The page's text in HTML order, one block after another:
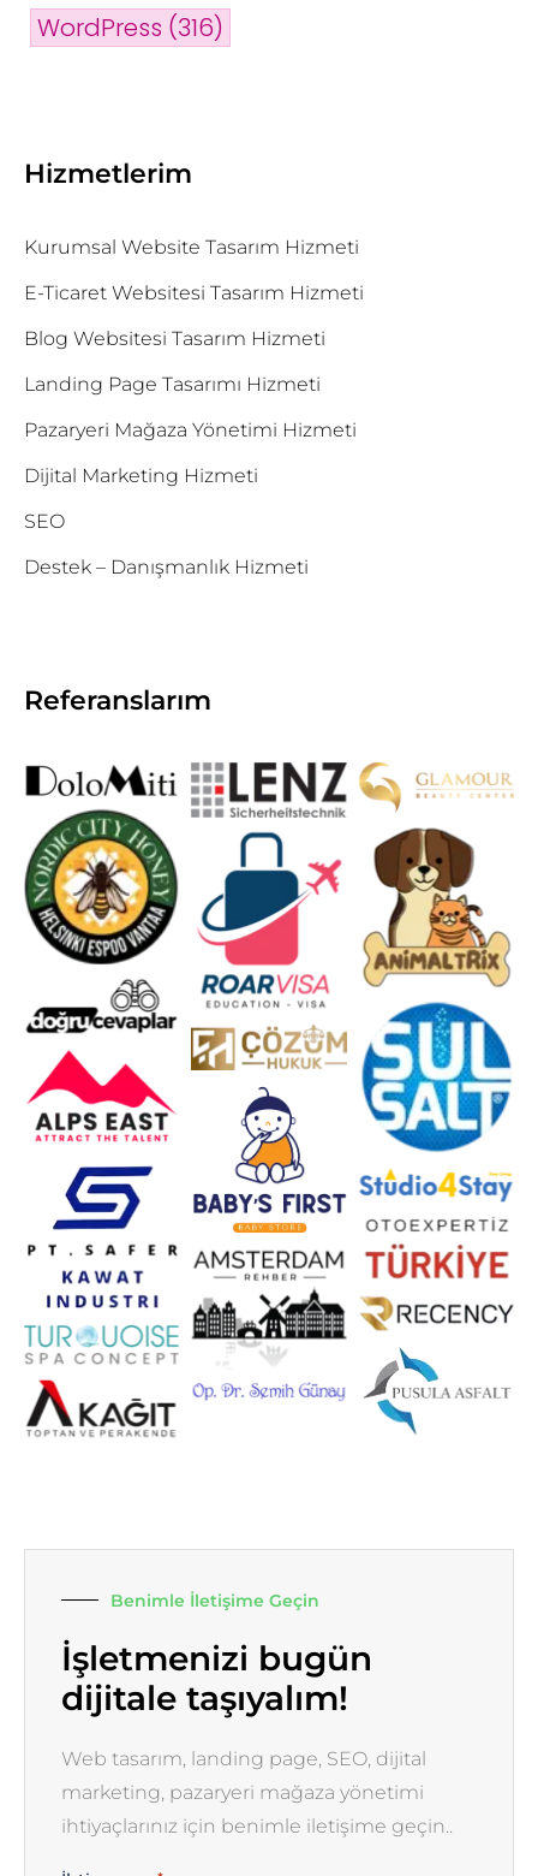
WordPress (316)
Hizmetlerim
Kurumsal Website Tasarım Hizmeti
E-Ticaret Websitesi Tasarım Hizmeti
Blog Websitesi Tasarım Hizmeti
Landing Page Tasarımı Hizmeti
Pazaryeri Mağaza Yönetimi Hizmeti
Dijital Marketing Hizmeti
SEO
Destek – Danışmanlık Hizmeti
Referanslarım
Benimle İletişime Geçin
İşletmenizi bugün
dijitale taşıyalım!
Web tasarım, landing page, SEO, dijital
marketing, pazaryeri mağaza yönetimi
ihtiyaçlarınız için benimle iletişime geçin..